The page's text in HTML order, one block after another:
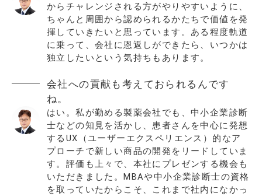
からチャレンジされる方がやりやすいように、
ちゃんと周囲から認められるかたちで価値を発
揮していきたいと思っています。ある程度軌道
に乗って、会社に恩返しができたら、いつかは
独立したいという気持ちもあります。
会社への貢献も考えておられるんです
ね。
はい。私が勤める製薬会社でも、中小企業診断
士などの知見を活かし、患者さんを中心に発想
するUX（ユーザーエクスペリエンス）的なア
プローチで新しい商品の開発をリードしていま
す。評価も上々で、本社にプレゼンする機会も
いただきました。MBAや中小企業診断士の資格
を取っていたからこそ、これまで社内になかっ